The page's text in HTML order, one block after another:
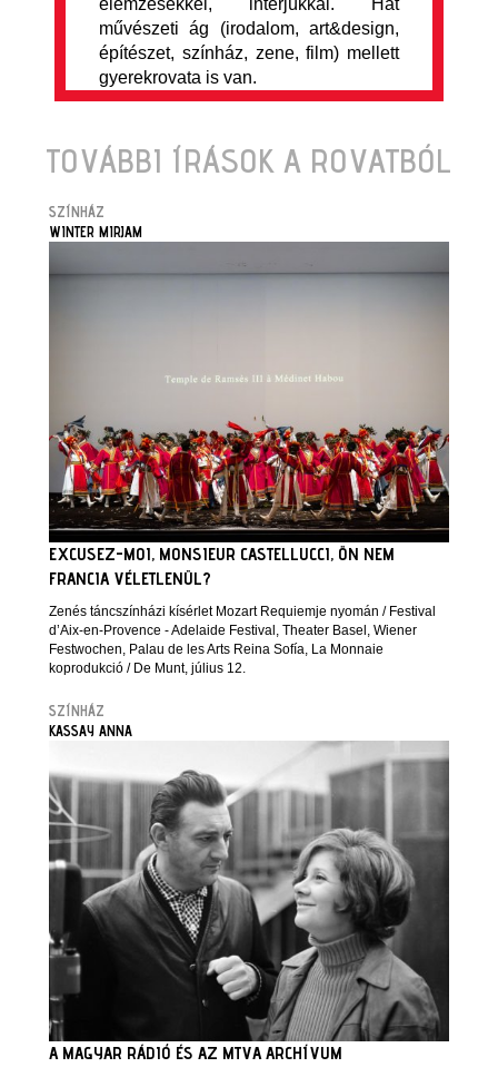
elemzésekkel, interjúkkal. Hat
művészeti ág (irodalom, art&design,
építészet, színház, zene, film) mellett
gyerekrovata is van.
TOVÁBBI ÍRÁSOK A ROVATBÓL
SZÍNHÁZ
WINTER MIRJAM
EXCUSEZ-MOI, MONSIEUR CASTELLUCCI, ÖN NEM
FRANCIA VÉLETLENÜL?
Zenés táncszínházi kísérlet Mozart Requiemje nyomán / Festival
d’Aix-en-Provence - Adelaide Festival, Theater Basel, Wiener
Festwochen, Palau de les Arts Reina Sofía, La Monnaie
koprodukció / De Munt, július 12.
SZÍNHÁZ
KASSAY ANNA
A MAGYAR RÁDIÓ ÉS AZ MTVA ARCHÍVUM